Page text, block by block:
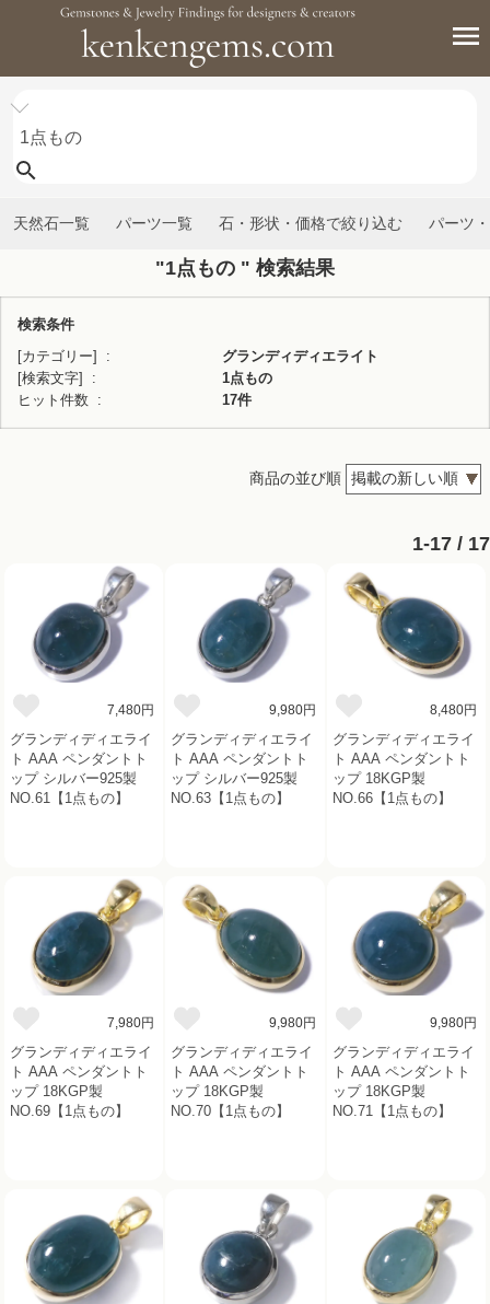
天然石一覧 パーツ一覧 石・形状・価格で絞り込む パーツ
"1点もの " 検索結果
検索条件
[カテゴリー]
グランディディエライト
[検索文字]
1点もの
ヒット件数
17件
商品の並び順
1-17 / 17
7,480円
グランディディエライ
ト AAA ペンダントト
ップ シルバー925製
NO.61【1点もの】
9,980円
グランディディエライ
ト AAA ペンダントト
ップ シルバー925製
NO.63【1点もの】
8,480円
グランディディエライ
ト AAA ペンダントト
ップ 18KGP製
NO.66【1点もの】
7,980円
グランディディエライ
ト AAA ペンダントト
ップ 18KGP製
NO.69【1点もの】
9,980円
グランディディエライ
ト AAA ペンダントト
ップ 18KGP製
NO.70【1点もの】
9,980円
グランディディエライ
ト AAA ペンダントト
ップ 18KGP製
NO.71【1点もの】